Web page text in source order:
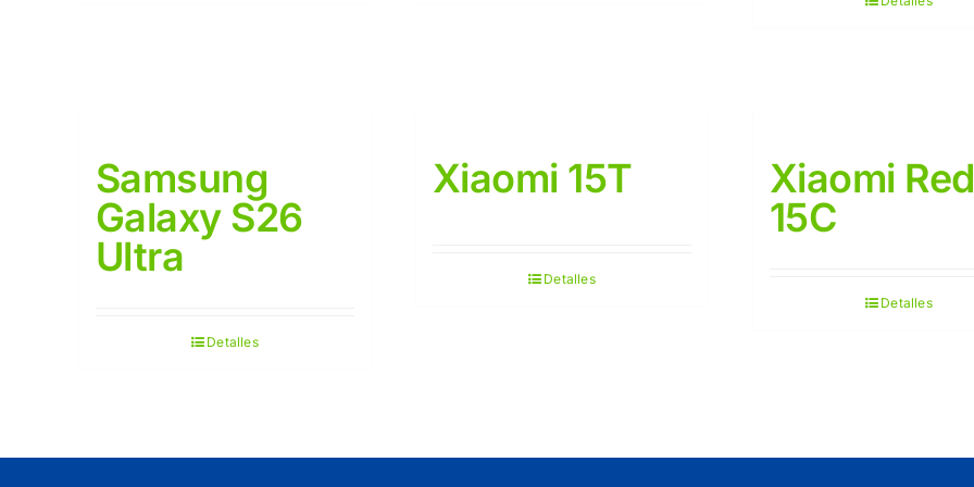
Samsung
Galaxy S26
Ultra
Detalles
Xiaomi 15T
Detalles
Xiaomi
15C
Detalles